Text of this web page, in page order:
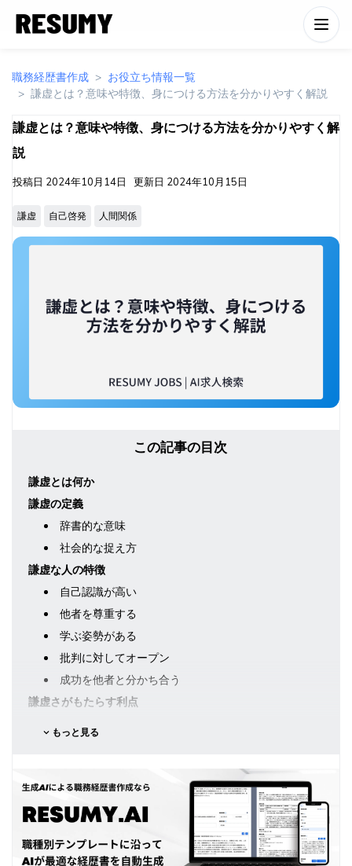
職務経歴書作成
お役立ち情報一覧
謙虚とは？意味や特徴、身につける方法を分かりやすく解説
謙虚とは？意味や特徴、身につける方法を分かりやすく解
説
投稿日 2024年10月14日 更新日 2024年10月15日
謙虚 自己啓発 人間関係
この記事の目次
謙虚とは何か
謙虚の定義
辞書的な意味
社会的な捉え方
謙虚な人の特徴
自己認識が高い
他者を尊重する
学ぶ姿勢がある
批判に対してオープン
成功を他者と分かち合う
謙虚さがもたらす利点
人間関係の改善
ストレス軽減
信頼性の向上
自信過剰との比較
もっと見る